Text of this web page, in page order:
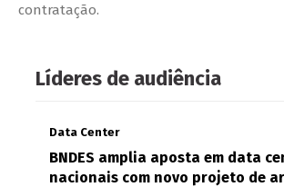
contratação.
Líderes de audiência
Data Center
BNDES amplia aposta em data
nacionais com novo projeto de